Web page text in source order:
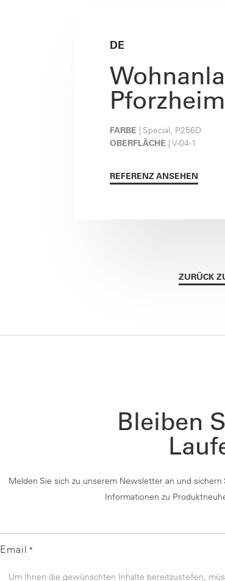
DE
Pforzheim
FARBE | Special, P256D
OBERFLÄCHE | V-04-1
REFERENZ ANSEHEN
ZURÜCK
Bleiben
Melden Sie sich zu unserem Newsletter an und
Informationen zu
Email *
Um Ihnen die gewünschten Inhalte bereitzustellen,